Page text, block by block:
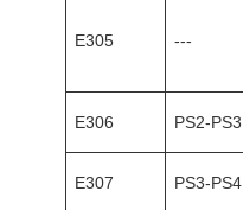
E305 ---
E306 PS2-PS3
E307 PS3-PS4